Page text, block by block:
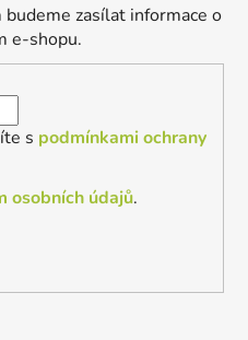
zasílat informace o
e-shopu.
s podmínkami ochrany
osobních údajů.